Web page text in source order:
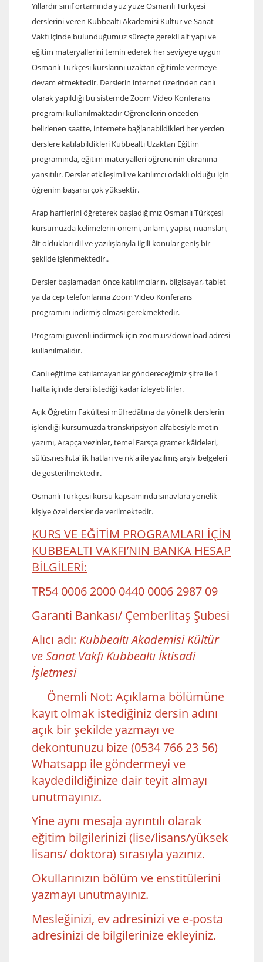
Yıllardır sınıf ortamında yüz yüze Osmanlı Türkçesi
derslerini veren Kubbealtı Akademisi Kültür ve Sanat
Vakfı içinde bulunduğumuz süreçte gerekli alt yapı ve
eğitim materyallerini temin ederek her seviyeye uygun
Osmanlı Türkçesi kurslarını uzaktan eğitimle vermeye
devam etmektedir. Derslerin internet üzerinden canlı
olarak yapıldığı bu sistemde Zoom Video Konferans
programı kullanılmaktadır Öğrencilerin önceden
belirlenen saatte, internete bağlanabildikleri her yerden
derslere katılabildikleri Kubbealtı Uzaktan Eğitim
programında, eğitim materyalleri öğrencinin ekranına
yansıtılır. Dersler etkileşimli ve katılımcı odaklı olduğu için
öğrenim başarısı çok yüksektir.
Arap harflerini öğreterek başladığımız Osmanlı Türkçesi
kursumuzda kelimelerin önemi, anlamı, yapısı, nüansları,
âit oldukları dil ve yazılışlarıyla ilgili konular geniş bir
şekilde işlenmektedir..
Dersler başlamadan önce katılımcıların, bilgisayar, tablet
ya da cep telefonlarına Zoom Video Konferans
programını indirmiş olması gerekmektedir.
Programı güvenli indirmek için zoom.us/download adresi
kullanılmalıdır.
Canlı eğitime katılamayanlar göndereceğimiz şifre ile 1
hafta içinde dersi istediği kadar izleyebilirler.
Açık Öğretim Fakültesi müfredâtına da yönelik derslerin
işlendiği kursumuzda transkripsiyon alfabesiyle metin
yazımı, Arapça vezinler, temel Farsça gramer kâideleri,
sülüs,nesih,ta'lik hatları ve rık'a ile yazılmış arşiv belgeleri
de gösterilmektedir.
Osmanlı Türkçesi kursu kapsamında sınavlara yönelik
kişiye özel dersler de verilmektedir.
KURS VE EĞİTİM PROGRAMLARI İÇİN
KUBBEALTI VAKFI’NIN BANKA HESAP
BİLGİLERİ:
TR54 0006 2000 0440 0006 2987 09
Garanti Bankası/ Çemberlitaş Şubesi
Alıcı adı: Kubbealtı Akademisi Kültür
ve Sanat Vakfı Kubbealtı İktisadi
İşletmesi
Önemli Not: Açıklama bölümüne
kayıt olmak istediğiniz dersin adını
açık bir şekilde yazmayı ve
dekontunuzu bize(0534 766 23 56)
Whatsapp ile göndermeyi ve
kaydedildiğinize dair teyit almayı
unutmayınız.
Yine aynı mesaja ayrıntılı olarak
eğitim bilgilerinizi (lise/lisans/yüksek
lisans/ doktora) sırasıyla yazınız.
Okullarınızın bölüm ve enstitülerini
yazmayı unutmayınız.
Mesleğinizi, ev adresinizi ve e-posta
adresinizi de bilgilerinize ekleyiniz.